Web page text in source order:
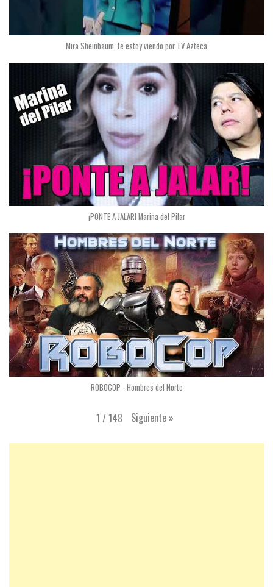
Mira Sheinbaum, te estoy viendo por TV Azteca
¡PONTE A JALAR! Marina del Pilar
ROBOCOP - Hombres del Norte
1 /148 Siguiente »